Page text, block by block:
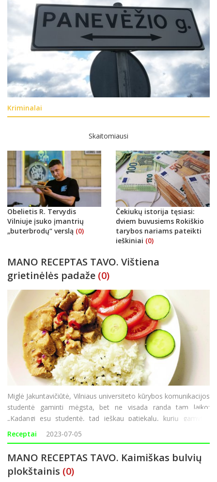
Kriminalai
Skaitomiausi
Obelietis R. Tervydis
Vilniuje įsuko įmantrių
„buterbrodų“ verslą (0)
Čekiukų istorija tęsiasi:
dviem buvusiems Rokiškio
tarybos nariams pateikti
ieškiniai (0)
MANO RECEPTAS TAVO. Vištiena
grietinėlės padaže (0)
Miglė Jakuntavičiūtė, Vilniaus universiteto kūrybos komunikacijos
studentė gaminti mėgsta, bet ne visada randa tam laiko:
„Kadangi esu studentė, tad ieškau patiekalų, kurių gamybai
nereiktų daug lėšų bei laiko. Kai nereikia į universitetą, aš dirbu iš
namų, tada daž
Receptai 2023-07-05
MANO RECEPTAS TAVO. Kaimiškas bulvių
plokštainis (0)